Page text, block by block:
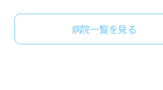
病院一覧を見る